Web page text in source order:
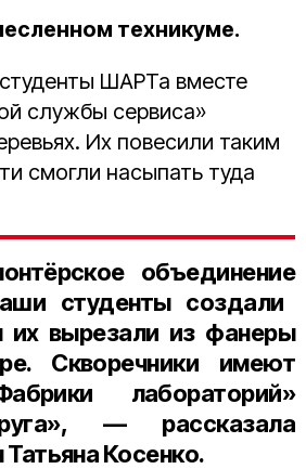
техникуме.
ШАРТа вместе
службы сервиса»
Их повесили таким
смогли насыпать туда
объединение
студенты создали
их вырезали из фанеры
Скворечники имеют
лабораторий»
— рассказала
Косенко.